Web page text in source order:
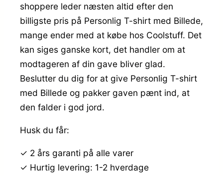
shoppere leder næsten altid efter den
billigste pris på Personlig T-shirt med Billede,
mange ender med at købe hos Coolstuff. Det
kan siges ganske kort, det handler om at
modtageren af din gave bliver glad.
Beslutter du dig for at give Personlig T-shirt
med Billede og pakker gaven pænt ind, at
den falder i god jord.
Husk du får:
✓ 2 års garanti på alle varer
✓ Hurtig levering: 1-2 hverdage